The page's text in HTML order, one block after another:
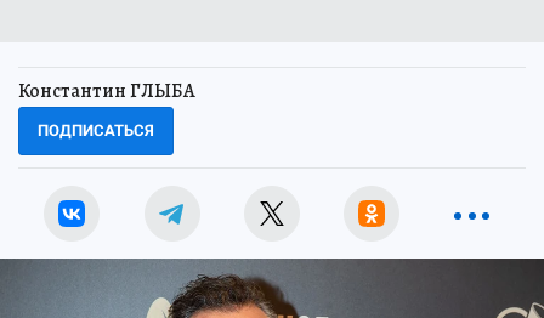
Константин ГЛЫБА
ПОДПИСАТЬСЯ